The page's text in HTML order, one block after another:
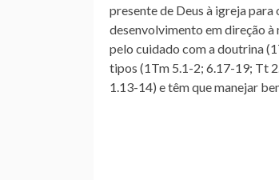
presente de Deus à igreja
desenvolvimento em direção à
pelo cuidado com a doutrina
tipos (1Tm 5.1-2; 6.17-19; Tt
1.13-14) e têm que manejar